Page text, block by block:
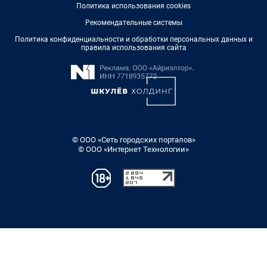
Политика использования cookies
Рекомендательные системы
Политика конфиденциальности и обработки персональных данных и
правила использования сайта
© ООО «Сеть городских порталов»
© ООО «Интернет Технологии»